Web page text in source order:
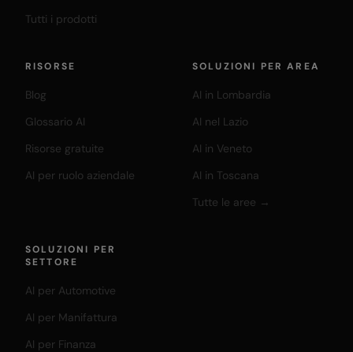
Tutti i prodotti
RISORSE
Blog
Glossario AI
Risorse gratuite
AI per ruolo aziendale
SOLUZIONI PER AREA
AI in Lombardia
AI nel Lazio
AI in Veneto
AI in Toscana
Tutte le aree →
SOLUZIONI PER
SETTORE
AI per Automotive
AI per Manifattura
AI per Finanza